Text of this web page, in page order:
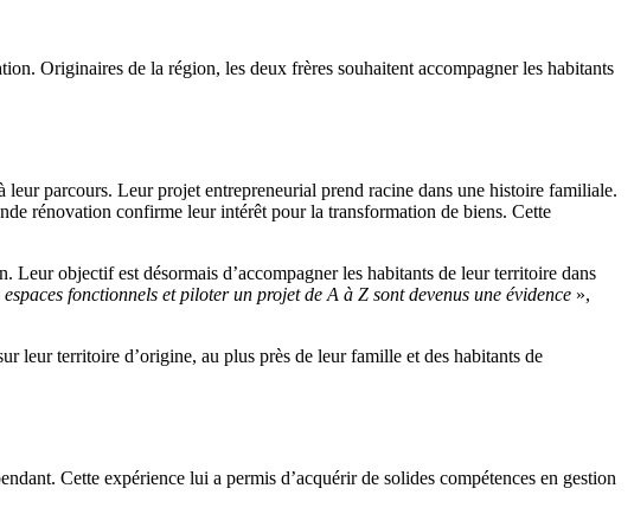
Originaires de la région, les deux frères souhaitent accompagner les habitants
parcours. Leur projet entrepreneurial prend racine dans une histoire familiale.
rénovation confirme leur intérêt pour la transformation de biens. Cette
objectif est désormais d’accompagner les habitants de leur territoire dans
fonctionnels et piloter un projet de A à Z sont devenus une évidence »,
leur territoire d’origine, au plus près de leur famille et des habitants de
Cette expérience lui a permis d’acquérir de solides compétences en gestion